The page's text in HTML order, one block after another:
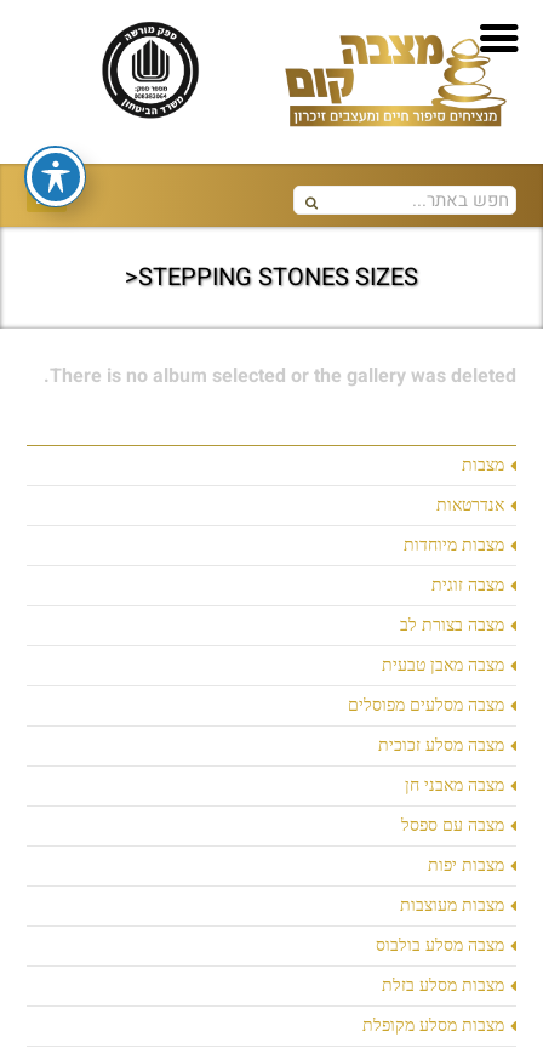
STEPPING STONES SIZES<
מצבות
אנדרטאות
מצבות מיוחדות
מצבה זוגית
מצבה בצורת לב
מצבה מאבן טבעית
מצבה מסלעים מפוסלים
מצבה מסלע זכוכית
מצבה מאבני חן
מצבה עם ספסל
מצבות יפות
מצבות מעוצבות
מצבה מסלע בולבוס
מצבות מסלע בזלת
מצבות מסלע מקופלת
There is no album selected or the gallery was deleted.